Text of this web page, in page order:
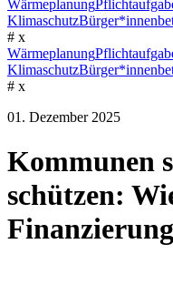
Wärmeplanung
Klimaschutz
# x
Wärmeplanung
Klimaschutz
# x
01. Dezember 2025
Kommunen
schützen: